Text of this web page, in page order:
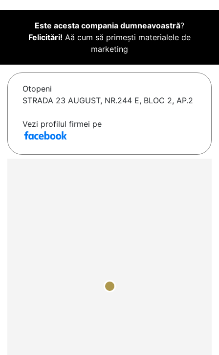
Este acesta compania dumneavoastră?
Felicitări! Aă cum să primești materialele de
marketing
Otopeni
STRADA 23 AUGUST, NR.244 E, BLOC 2, AP.2
Vezi profilul firmei pe